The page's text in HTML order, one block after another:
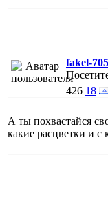
fakel-705
426 18
А ты похвастайся
какие расцветки и